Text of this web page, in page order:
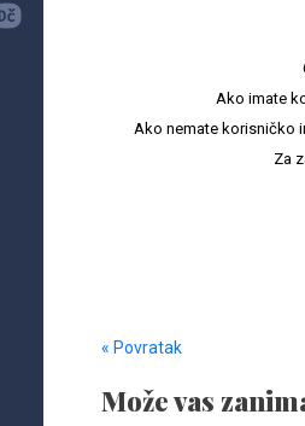
Ako imate
Ako nemate korisničko
Za
« Povratak
Može vas